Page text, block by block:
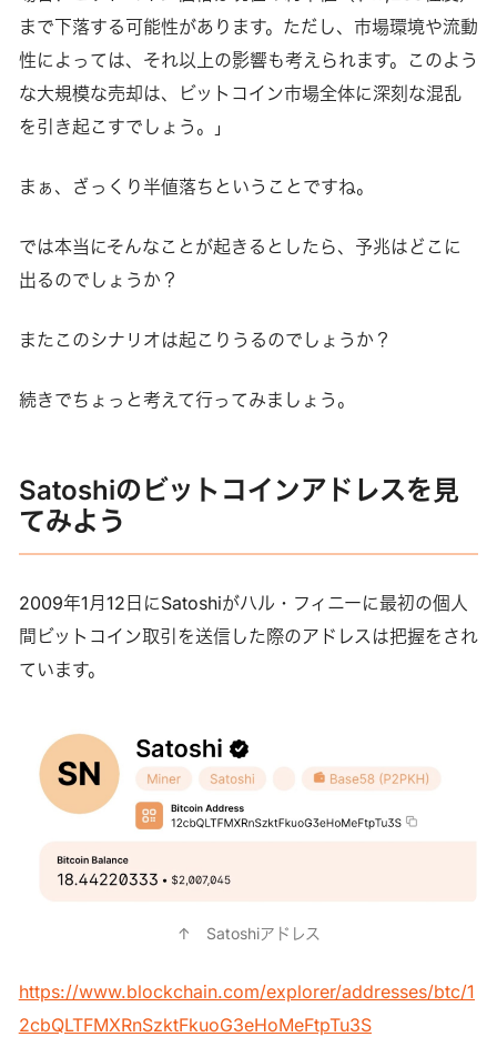
まで下落する可能性があります。ただし、市場環境や流動
性によっては、それ以上の影響も考えられます。このよう
な大規模な売却は、ビットコイン市場全体に深刻な混乱
を引き起こすでしょう。」
まぁ、ざっくり半値落ちということですね。
では本当にそんなことが起きるとしたら、予兆はどこに
出るのでしょうか？
またこのシナリオは起こりうるのでしょうか？
続きでちょっと考えて行ってみましょう。
Satoshiのビットコインアドレスを見
てみよう
2009年1月12日にSatoshiがハル・フィニーに最初の個人
間ビットコイン取引を送信した際のアドレスは把握をされ
ています。
↑　Satoshiアドレス
https://www.blockchain.com/explorer/addresses/btc/1
2cbQLTFMXRnSzktFkuoG3eHoMeFtpTu3S